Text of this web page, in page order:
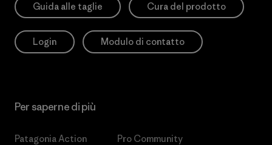
Guida alle taglie Cura del prodotto
Login Modulo di contatto
Per saperne di più
Patagonia Action
Pro Community